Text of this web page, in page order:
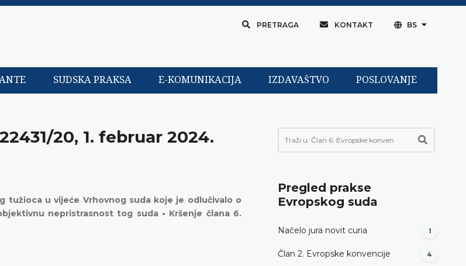
PRETRAGA KONTAKT BS
SUDSKA PRAKSA E-KOMUNIKACIJA IZDAVAŠTVO POSLOVANJE
20, 1. februar 2024.
tužioca u vijeće Vrhovnog suda koje je odlučivalo o
nepristrasnost tog suda • Kršenje člana 6.
Pregled prakse
Evropskog suda
Načelo jura novit curia 1
Član 2. Evropske konvencije 4